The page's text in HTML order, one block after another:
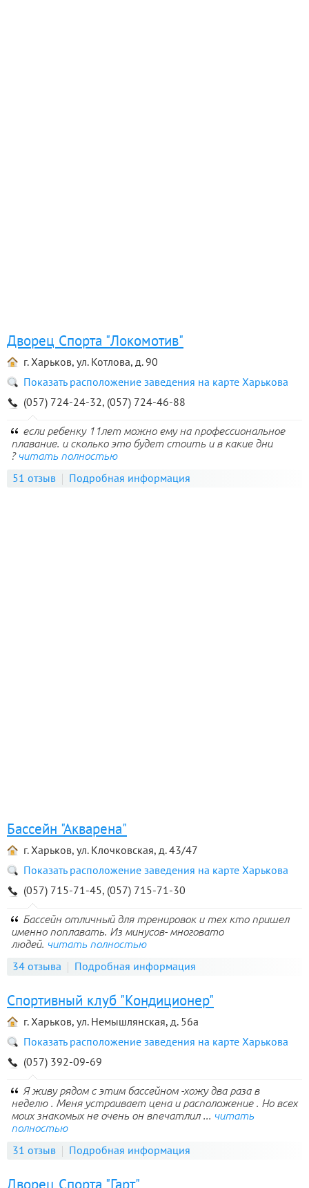
Дворец Спорта "Локомотив"
г. Харьков, ул. Котлова, д. 90
Показать расположение заведения на карте Харькова
(057) 724-24-32, (057) 724-46-88
если ребенку 11лет можно ему на профессиональное
плавание. и сколько это будет стоить и в какие дни
? читать полностью
51 отзыв Подробная информация
Бассейн "Акварена"
г. Харьков, ул. Клочковская, д. 43/47
Показать расположение заведения на карте Харькова
(057) 715-71-45, (057) 715-71-30
Бассейн отличный для тренировок и тех кто пришел
именно поплавать. Из минусов- многовато
людей. читать полностью
34 отзыва Подробная информация
Спортивный клуб "Кондиционер"
г. Харьков, ул. Немышлянская, д. 56а
Показать расположение заведения на карте Харькова
(057) 392-09-69
Я живу рядом с этим бассейном -хожу два раза в
неделю . Меня устраивает цена и расположение . Но всех
моих знакомых не очень он впечатлил ... читать
полностью
31 отзыв Подробная информация
Дворец Спорта "Гарт"